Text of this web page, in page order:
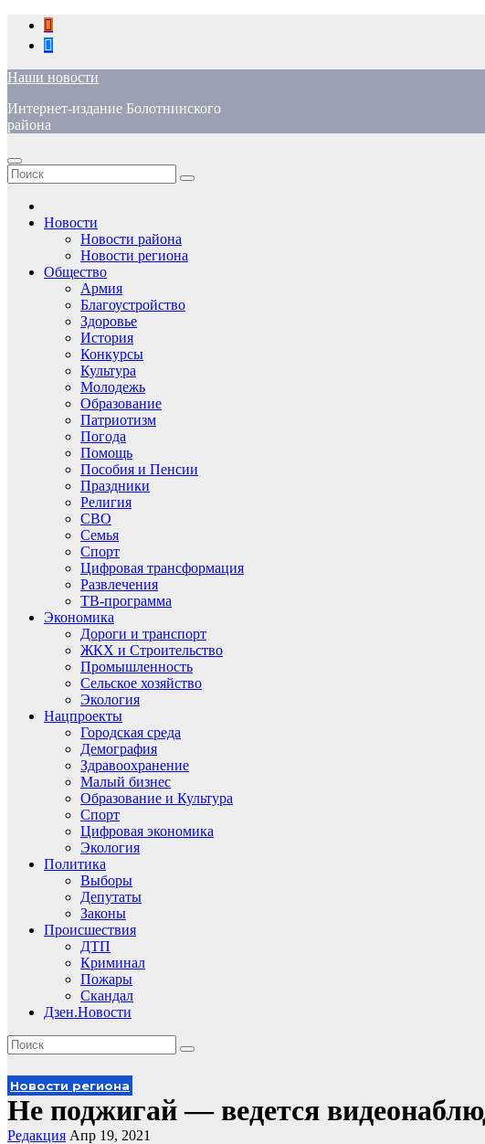
Перейти
содержимому
Наши новости
Интернет-издание Болотнинского
района
Новости
Новости района
Новости региона
Общество
Армия
Благоустройство
Здоровье
История
Конкурсы
Культура
Молодежь
Образование
Патриотизм
Погода
Помощь
Пособия и Пенсии
Праздники
Религия
СВО
Семья
Спорт
Цифровая трансформация
Развлечения
ТВ-программа
Экономика
Дороги и транспорт
ЖКХ и Строительство
Промышленность
Сельское хозяйство
Экология
Нацпроекты
Городская среда
Демография
Здравоохранение
Малый бизнес
Образование и Культура
Спорт
Цифровая экономика
Экология
Политика
Выборы
Депутаты
Законы
Происшествия
ДТП
Криминал
Пожары
Скандал
Дзен.Новости
Новости региона
Не поджигай — ведется
Редакция Апр 19, 2021